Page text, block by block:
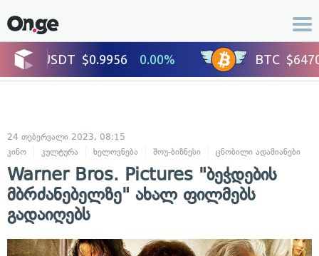
24 თებერვალი 2023, 08:15
კინო
კულტურა ხელოვნება შოუ-ბიზნესი ცნობილი ადამიანები
Warner Bros. Pictures "ბეჭდების
მბრძანებელზე" ახალ ფილმებს
გადაიღებს